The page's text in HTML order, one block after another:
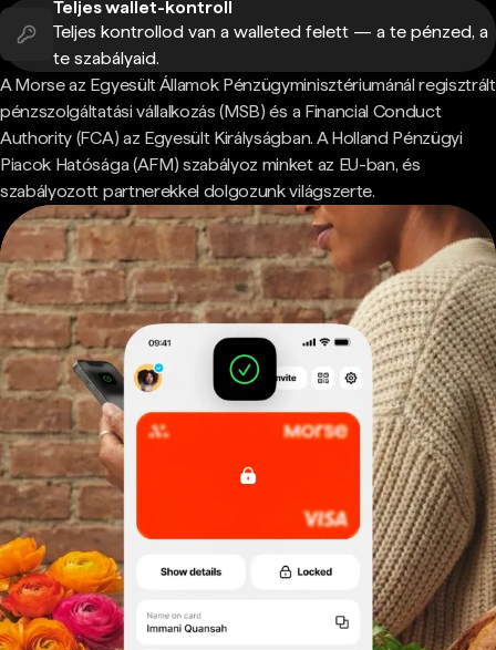
Teljes wallet-kontroll
Teljes kontrollod van a walleted felett — a te pénzed, a
te szabályaid.
A Morse az Egyesült Államok Pénzügyminisztériumánál regisztrált
pénzszolgáltatási vállalkozás (MSB) és a Financial Conduct
Authority (FCA) az Egyesült Királyságban. A Holland Pénzügyi
Piacok Hatósága (AFM) szabályoz minket az EU-ban, és
szabályozott partnerekkel dolgozunk világszerte.